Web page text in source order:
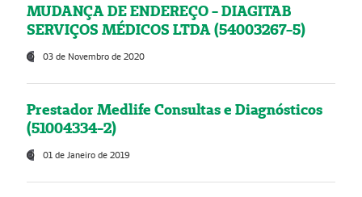
MUDANÇA DE ENDEREÇO - DIAGITAB
SERVIÇOS MÉDICOS LTDA (54003267-5)
03 de Novembro de 2020
Prestador Medlife Consultas e Diagnósticos
(51004334-2)
01 de Janeiro de 2019